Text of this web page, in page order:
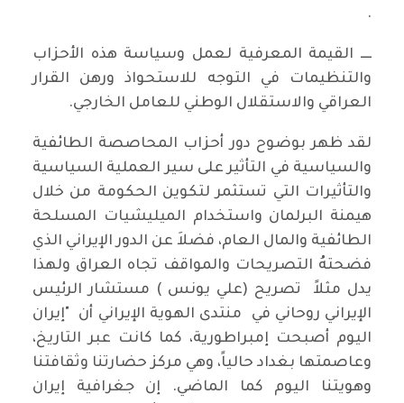
.
ــــ القيمة المعرفية لعمل وسياسة هذه الأحزاب
والتنظيمات في التوجه للاستحواذ ورهن القرار
العراقي والاستقلال الوطني للعامل الخارجي.
لقد ظهر بوضوح دور أحزاب المحاصصة الطائفية
والسياسية في التأثير على سير العملية السياسية
والتأثيرات التي تستثمر لتكوين الحكومة من خلال
هيمنة البرلمان واستخدام الميليشيات المسلحة
الطائفية والمال العام، فضلاَ عن الدور الإيراني الذي
فضحتهُ التصريحات والمواقف تجاه العراق ولهذا
يدل مثلاً تصريح (علي يونس ) مستشار الرئيس
الإيراني روحاني في منتدى الهوية الإيراني أن "إيران
اليوم أصبحت إمبراطورية، كما كانت عبر التاريخ،
وعاصمتها بغداد حالياً، وهي مركز حضارتنا وثقافتنا
وهويتنا اليوم كما الماضي. إن جغرافية إيران